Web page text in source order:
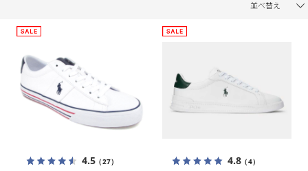
並べ替え
4.5（27） 4.8（4）